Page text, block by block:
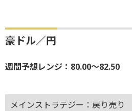
豪ドル／円
週間予想レンジ：80.00～82.50
メインストラテジー：戻り売り